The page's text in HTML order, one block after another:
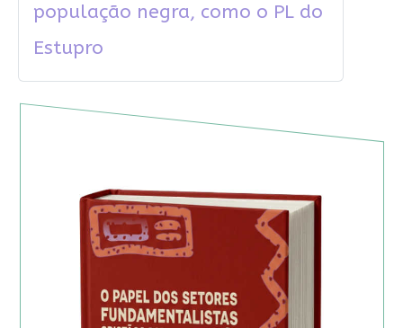
população negra, como o PL do
Estupro